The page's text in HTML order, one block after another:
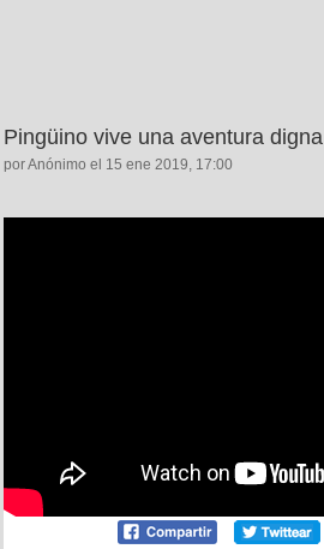
Pingüino vive una aventura
por Anónimo el 15 ene 2019, 17:00